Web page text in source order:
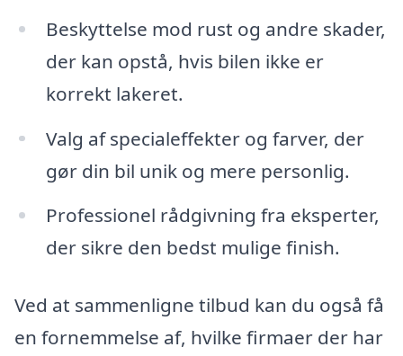
Beskyttelse mod rust og andre skader,
der kan opstå, hvis bilen ikke er
korrekt lakeret.
Valg af specialeffekter og farver, der
gør din bil unik og mere personlig.
Professionel rådgivning fra eksperter,
der sikre den bedst mulige finish.
Ved at sammenligne tilbud kan du også få
en fornemmelse af, hvilke firmaer der har